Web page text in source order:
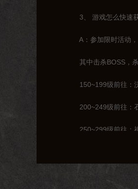
3、 游戏怎么快速
A：参加限时活动，
其中击杀BOSS，杀
150~199级前往：沃
200~249级前往：石
250~299级前往：祖